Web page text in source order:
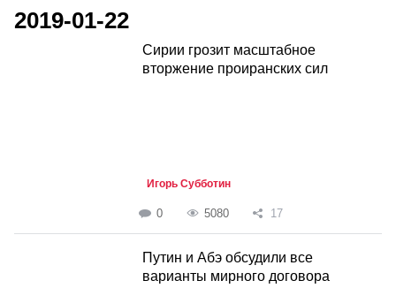
2019-01-22
Сирии грозит масштабное
вторжение проиранских сил
Игорь Субботин
0 5080 17
Путин и Абэ обсудили все
варианты мирного договора